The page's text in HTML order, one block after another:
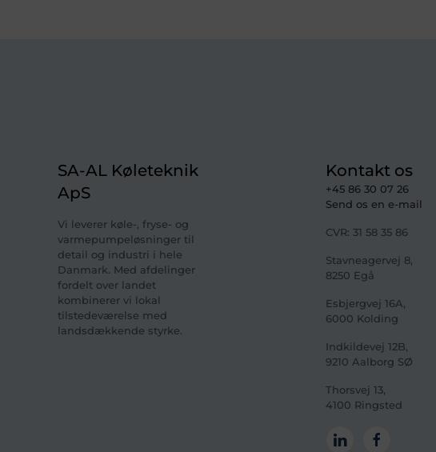
SA-AL Køleteknik
ApS
Vi leverer køle-, fryse- og
varmepumpeløsninger til
detail og industri i hele
Danmark. Med afdelinger
fordelt over landet
kombinerer vi lokal
tilstedeværelse med
landsdækkende styrke.
Kontakt os
+45 86 30 07 26
Send os en e-mail
CVR: 31 58 35 86
Stavneagervej 8,
8250 Egå
Esbjergvej 16A,
6000 Kolding
Indkildevej 12B,
9210 Aalborg SØ
Thorsvej 13,
4100 Ringsted